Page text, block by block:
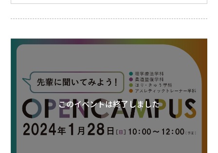
った方はこの機会をお見逃しなく！参加者の方には面接
のコツを教えます✏皆さまのご参加をお待ちしておりま
う学科／アスレティックトレーナー学科
このイベントは終了しました